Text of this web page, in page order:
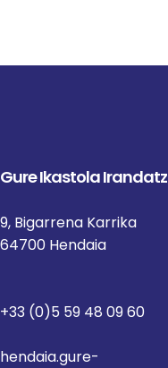
Gure Ikastola Irandatz
9, Bigarrena Karrika
64700 Hendaia
+33 (0)5 59 48 09 60
hendaia.gure-